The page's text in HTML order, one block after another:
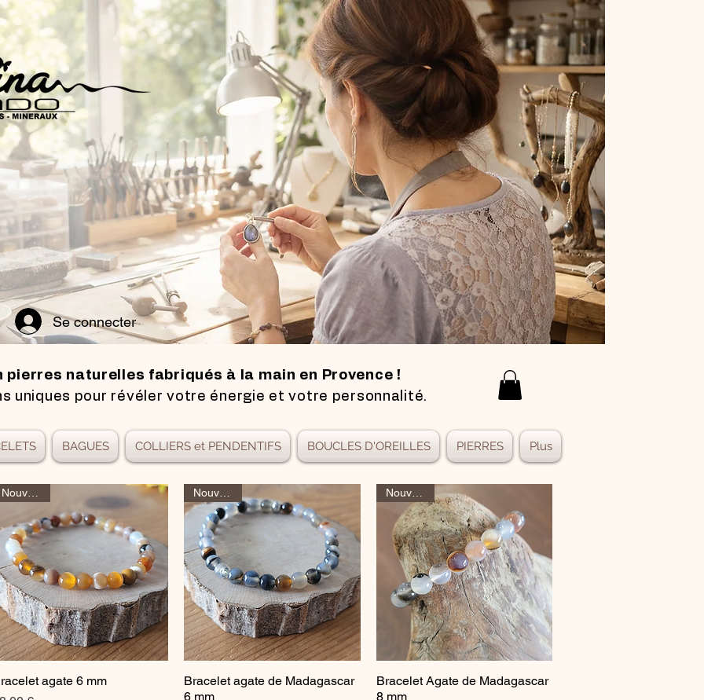
Se connecter
pierres naturelles fabriqués à la main en Provence !
uniques pour révéler votre énergie et votre personnalité.
BAGUES COLLIERS et PENDENTIFS BOUCLES D'OREILLES PIERRES Plus
Aperçu rapide
Nouveauté
agate 6 mm
Aperçu rapide
Bracelet agate de Madagascar
6 mm
Aperçu rapide
Nouveauté
Bracelet Agate de Madagascar
8 mm